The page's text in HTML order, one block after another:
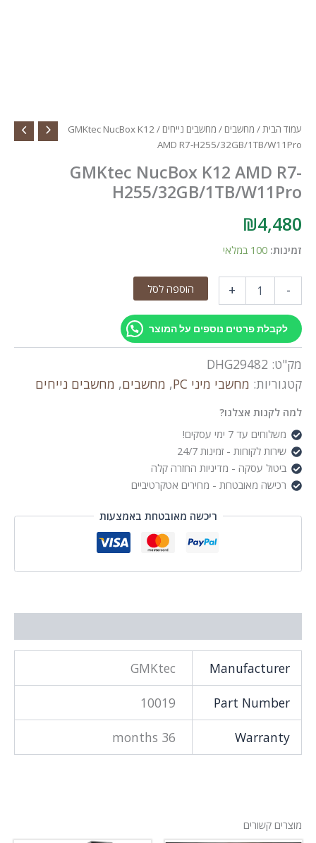
הבית/מחשבים /מחשבים נייחים
/ GMKtec NucBox K12
AMD R7-H255/32GB/1TB/
GMKtec NucBox K12 AMD
H255/32GB/1TB/
₪
100 במלאי
H255/32GB/1TB/
הוספה לסל
פרטים נוספים על המוצר
DHG29482
מחשבי מיני PC ,מחשבים,מחשבים נייחים
אצלנו?
עד 7 ימי עסקים!
לקוחות - זמינות 24/7
עסקה - מדיניות החזרה קלה
מאובטחת - מחירים אטקרטיביים
ריכשה מאובטחת באמצעות
GMKtec
Part
10019
קשורים